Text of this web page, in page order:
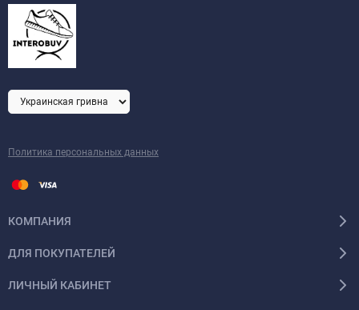
Политика персональных данных
КОМПАНИЯ
ДЛЯ ПОКУПАТЕЛЕЙ
ЛИЧНЫЙ КАБИНЕТ